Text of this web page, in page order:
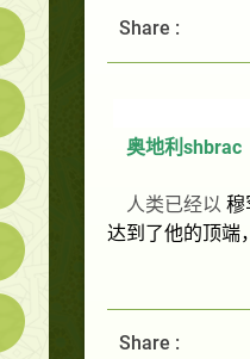
Share :
奥地利 shbrac
人类已经以 穆
达到了他的顶端
Share :